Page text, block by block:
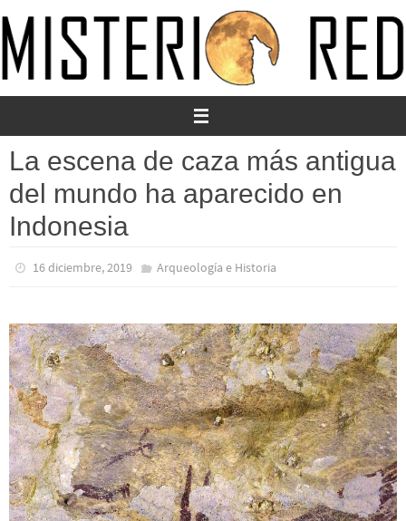
al
contenido
La escena de caza más antigua
del mundo ha aparecido en
Indonesia
16 diciembre, 2019 Arqueología e Historia